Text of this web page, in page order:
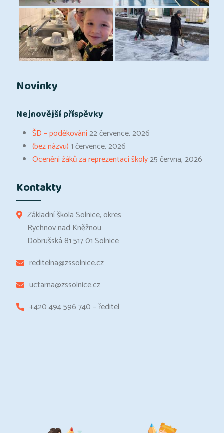
Novinky
Nejnovější příspěvky
ŠD – poděkování22 července, 2026
(bez názvu)1 července, 2026
Ocenění žáků za reprezentaci školy25 června, 2026
Kontakty
Základní škola Solnice, okres
Rychnov nad Kněžnou
Dobrušská 81 517 01 Solnice
reditelna@zssolnice.cz
uctarna@zssolnice.cz
+420 494 596 740 – ředitel